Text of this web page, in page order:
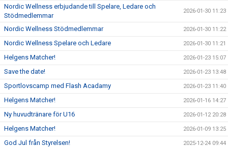
Nordic Wellness erbjudande till Spelare, Ledare och
Stödmedlemmar
2026-01-30 11:23
Nordic Wellness Stödmedlemmar 2026-01-30 11:22
Nordic Wellness Spelare och Ledare 2026-01-30 11:21
Helgens Matcher! 2026-01-23 15:07
Save the date! 2026-01-23 13:48
Sportlovscamp med Flash Acadamy 2026-01-23 11:40
Helgens Matcher! 2026-01-16 14:27
Ny huvudtränare för U16 2026-01-12 20:28
Helgens Matcher! 2026-01-09 13:25
God Jul från Styrelsen! 2025-12-24 09:44